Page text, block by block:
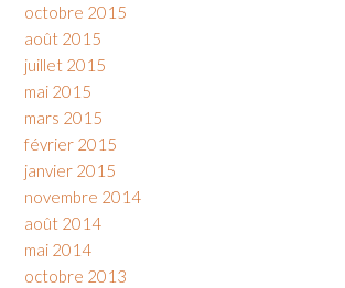
octobre 2015
août 2015
juillet 2015
mai 2015
mars 2015
février 2015
janvier 2015
novembre 2014
août 2014
mai 2014
octobre 2013